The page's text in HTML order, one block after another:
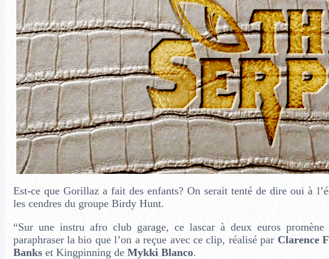
Est-ce que Gorillaz a fait des enfants? On serait tenté de dire oui à
les cendres du groupe Birdy Hunt.
“Sur une instru afro club garage, ce lascar à deux euros
paraphraser la bio que l’on a reçue avec ce clip, réalisé par Clarence
Bankset Kingpinning de Mykki Blanco.